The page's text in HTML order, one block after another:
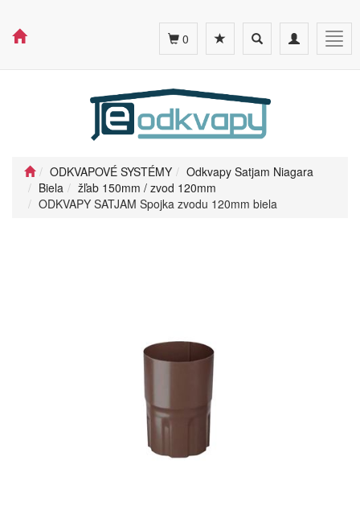
Toggle
navigation
Toggle
search
0
ODKVAPOVÉ SYSTÉMY
Odkvapy Satjam Niagara
Biela
žľab 150mm / zvod 120mm
ODKVAPY SATJAM Spojka zvodu 120mm biela